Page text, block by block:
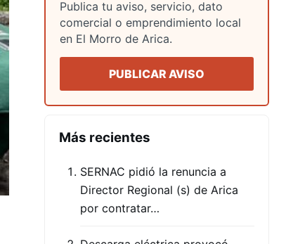
Publica tu aviso, servicio, dato
comercial o emprendimiento local
en El Morro de Arica.
PUBLICAR AVISO
Más recientes
SERNAC pidió la renuncia a
Director Regional (s) de Arica
por contratar…